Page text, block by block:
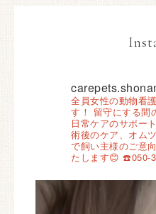
全員女性の動物看
す！ 留守にする間
日常ケアのサポー
術後のケア、オム
で飼い主様のご意
たします😊 ☎️050-